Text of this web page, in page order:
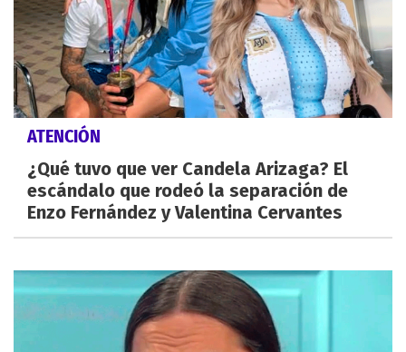
ATENCIÓN
¿Qué tuvo que ver Candela Arizaga? El
escándalo que rodeó la separación de
Enzo Fernández y Valentina Cervantes